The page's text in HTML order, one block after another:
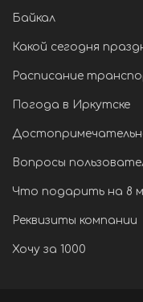
Байкал
Какой сегодня
Расписание
Погода в Иркутске
Вопросы
Что подарить на 8
Реквизиты компании
Хочу за 1000